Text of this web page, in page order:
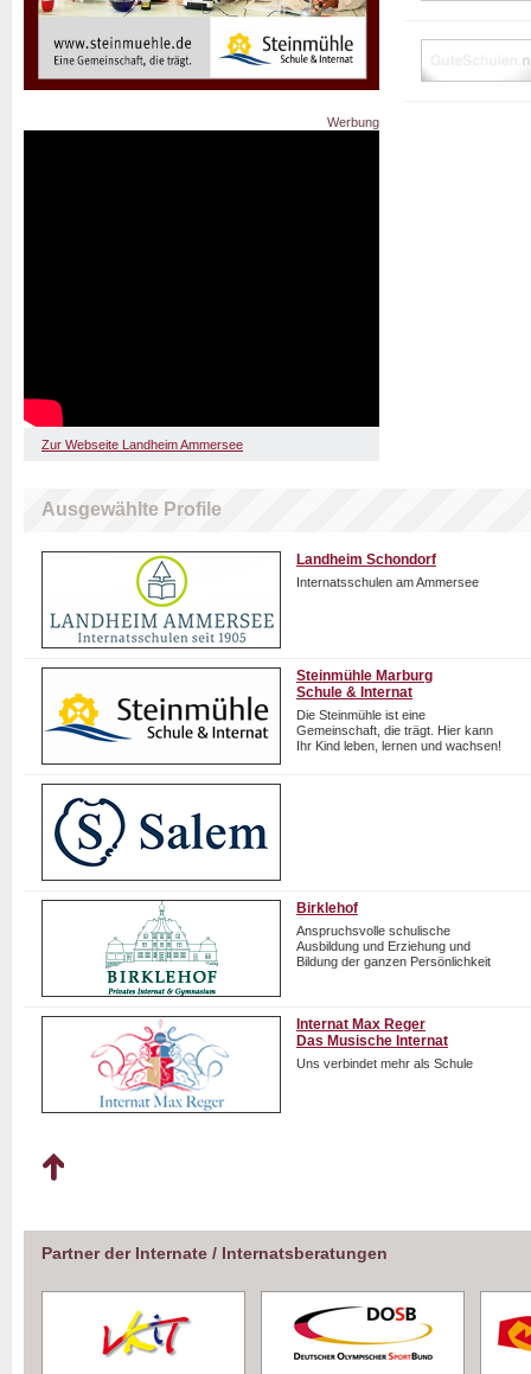
Werbung
Zur Webseite Landheim Ammersee
Ausgewählte Profile
Landheim Schondorf
Internatsschulen am Ammersee
Steinmühle Marburg
Schule & Internat
Die Steinmühle ist eine
Gemeinschaft, die trägt. Hier kann
Ihr Kind leben, lernen und wachsen!
Birklehof
Anspruchsvolle schulische
Ausbildung und Erziehung und
Bildung der ganzen Persönlichkeit
Internat Max Reger
Das Musische Internat
Uns verbindet mehr als Schule
Partner der Internate / Internatsberatungen